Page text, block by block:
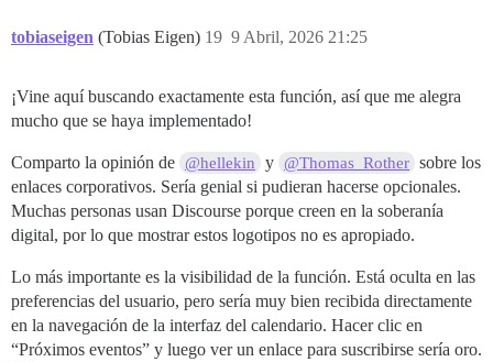
tobiaseigen (Tobias Eigen) 9 Abril, 2026 21:25
19
¡Vine aquí buscando exactamente esta función, así que me alegra
mucho que se haya implementado!
Comparto la opinión de @hellekin y @Thomas_Rother sobre los
enlaces corporativos. Sería genial si pudieran hacerse opcionales.
Muchas personas usan Discourse porque creen en la soberanía
digital, por lo que mostrar estos logotipos no es apropiado.
Lo más importante es la visibilidad de la función. Está oculta en las
preferencias del usuario, pero sería muy bien recibida directamente
en la navegación de la interfaz del calendario. Hacer clic en
“Próximos eventos” y luego ver un enlace para suscribirse sería oro.